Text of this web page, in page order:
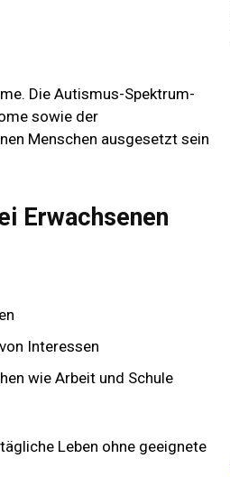
Die Autismus-Spektrum-
sowie der
Menschen ausgesetzt sein
Erwachsenen
Interessen
wie Arbeit und Schule
Leben ohne geeignete